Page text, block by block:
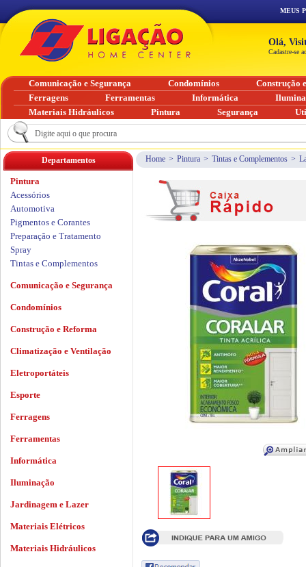
Home > Pintura > Tintas e Complementos >
Departamentos
Pintura
Acessórios
Automotiva
Pigmentos e Corantes
Preparação e Tratamento
Spray
Tintas e Complementos
Comunicação e Segurança
Condomínios
Construção e Reforma
Climatização e Ventilação
Eletroportáteis
Esporte
Ferragens
Ferramentas
Informática
Iluminação
Jardinagem e Lazer
Materiais Elétricos
Materiais Hidráulicos
MEUS
Olá,
Cadastre-se
Comunicação e Segurança Condomínios
Construção
Ferragens
Ferramentas Informática
Materiais Hidráulicos
Pintura Segurança